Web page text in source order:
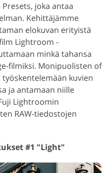
joka antaa
Kehittäjämme
elokuvan erityistä
Lightroom -
minkä tahansa
filmiksi. Monipuolisten of
kuvien
ja antamaan niille
Lightroomin
RAW-tiedostojen
#1 "Light"